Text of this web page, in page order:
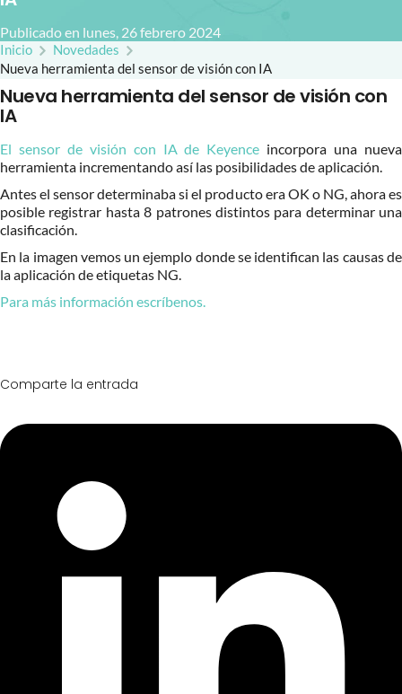
Publicado en lunes, 26 febrero 2024
Inicio
Novedades
Nueva herramienta del sensor de visión con IA
Nueva herramienta del sensor de visión con
IA
El sensor de visión con IA de Keyence incorpora una nueva
herramienta incrementando así las posibilidades de aplicación.
Antes el sensor determinaba si el producto era OK o NG, ahora es
posible registrar hasta 8 patrones distintos para determinar una
clasificación.
En la imagen vemos un ejemplo donde se identifican las causas de
la aplicación de etiquetas NG.
Para más información escríbenos.
Comparte la entrada